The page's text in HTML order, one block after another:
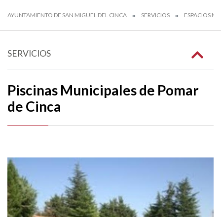
AYUNTAMIENTO DE SAN MIGUEL DEL CINCA SERVICIOS ESPACIOS
SERVICIOS
Piscinas Municipales de Pomar
de Cinca